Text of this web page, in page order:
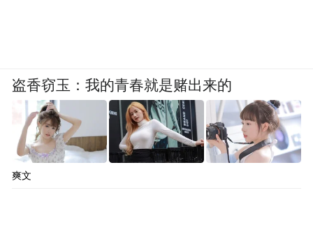
盗香窃玉：我的青春就是赌出来的
爽文